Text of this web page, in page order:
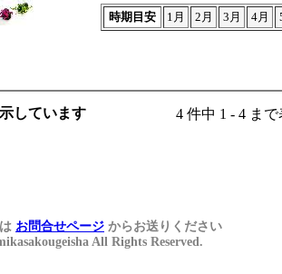
時期目安 1月 2月 3月 4月
しています 4 件中 1 - 4 ま
お問合せページ からお送りください
All Rights Reserved.